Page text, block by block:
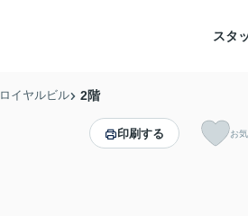
スタ
イヤルビル 2階
印刷する お